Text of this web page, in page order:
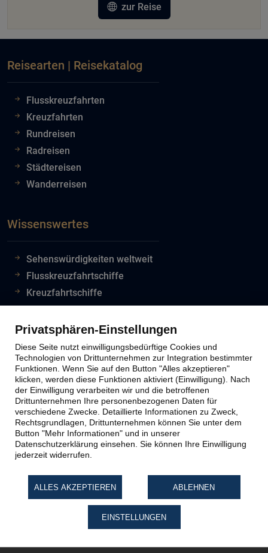
zur Reise
Reisearten | Reisekatalog
Flusskreuzfahrten
Kreuzfahrten
Rundreisen
Radreisen
Städtereisen
Wanderreisen
Wissenswertes
Sehenswürdigkeiten weltweit
Flusskreuzfahrtschiffe
Kreuzfahrtschiffe
Flughafeninformationen
Reiseinfos Auswertiges Amt
Lion Tours Reise Blog
Lion Tours Kontakt
Kontaktinfos
Unternehmen
Reiseabwicklung
Impressum
Datenschutz
Widerruf Reiseversicherung
Privatsphären-Einstellungen
Diese Seite nutzt einwilligungsbedürftige Cookies und
Technologien von Drittunternehmen zur Integration bestimmter
Funktionen. Wenn Sie auf den Button "Alles akzeptieren"
klicken, werden diese Funktionen aktiviert (Einwilligung). Nach
der Einwilligung verarbeiten wir und die betroffenen
Drittunternehmen Ihre personenbezogenen Daten für
verschiedene Zwecke. Detaillierte Informationen zu Zweck,
Rechtsgrundlagen, Drittunternehmen können Sie unter dem
Button "Mehr Informationen" und in unserer
Datenschutzerklärung einsehen. Sie können Ihre Einwilligung
jederzeit widerrufen.
ALLES AKZEPTIEREN ABLEHNEN
EINSTELLUNGEN